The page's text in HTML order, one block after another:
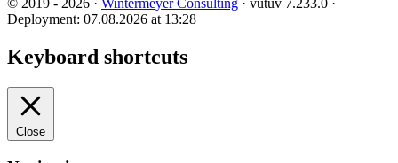
© 2019 - 2026 · Wintermeyer Consulting · vutuv 7.233.0 ·
Deployment: 07.08.2026 at 13:28
Keyboard shortcuts
Close